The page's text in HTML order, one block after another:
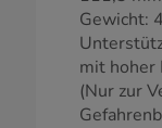
Gewicht:
mit hoher
(Nur zur